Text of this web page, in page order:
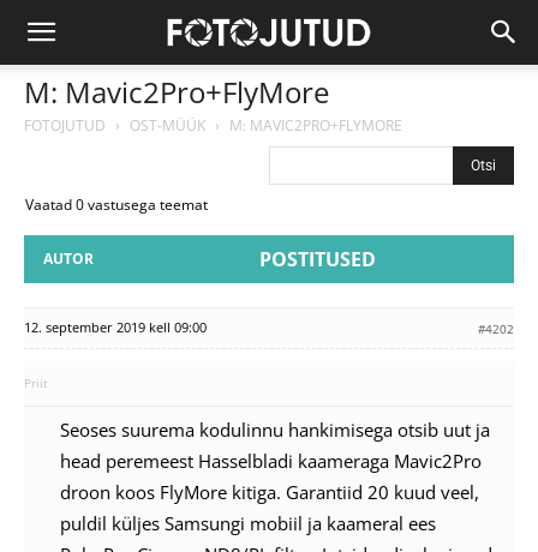
M: Mavic2Pro+FlyMore
FOTOJUTUD › OST-MÜÜK › M: MAVIC2PRO+FLYMORE
Vaatad 0 vastusega teemat
AUTOR POSTITUSED
12. september 2019 kell 09:00 #4202
Priit
Seoses suurema kodulinnu hankimisega otsib uut ja
head peremeest Hasselbladi kaameraga Mavic2Pro
droon koos FlyMore kitiga. Garantiid 20 kuud veel,
puldil küljes Samsungi mobiil ja kaameral ees